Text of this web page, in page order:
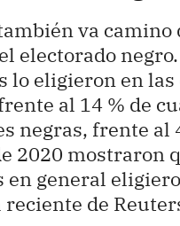
va camino
electorado
lo eligieron en
al 14 % de
negras, frente al
2020 mostraron
en general
reciente de